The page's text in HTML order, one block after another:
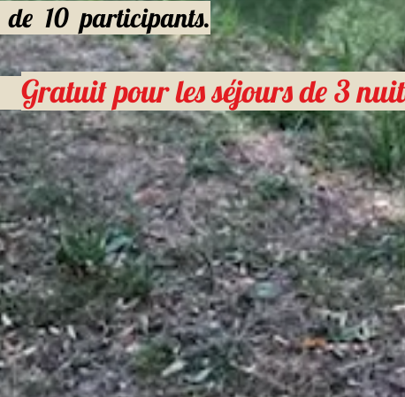
de 10 participants.
Gratuit pour les séjours de 3